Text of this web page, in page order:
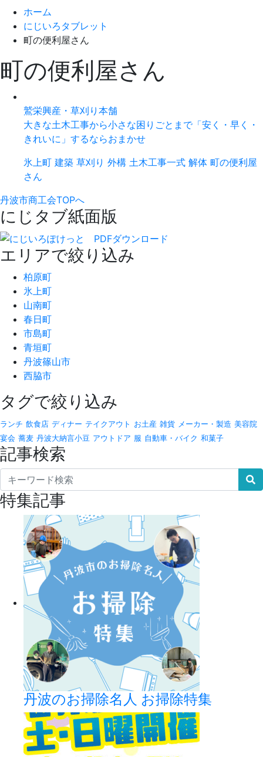
ホーム
にじいろタブレット
町の便利屋さん
町の便利屋さん
鷲栄興産・草刈り本舗
大きな土木工事から小さな困りごとまで「安く・早く・
きれいに」するならおまかせ
氷上町 建築 草刈り 外構 土木工事一式 解体 町の便利屋
さん
丹波市商工会TOPへ
にじタブ紙面版
エリアで絞り込み
柏原町
氷上町
山南町
春日町
市島町
青垣町
丹波篠山市
西脇市
タグで絞り込み
ランチ 飲食店 ディナー テイクアウト お土産 雑貨 メーカー・製造 美容院
宴会 蕎麦 丹波大納言小豆 アウトドア 服 自動車・バイク 和菓子
記事検索
特集記事
丹波のお掃除名人 お掃除特集